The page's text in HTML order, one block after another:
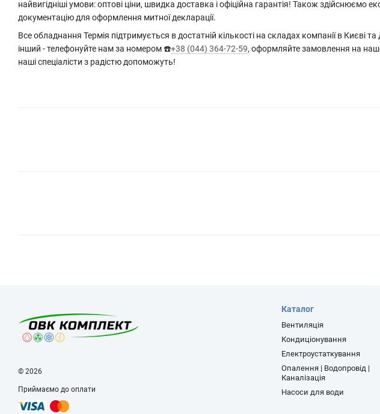
найвигідніші умови: оптові ціни, швидка доставка і офіційна гарантія! Також здійснюємо
документацію для оформлення митної декларації.
Все обладнання Термія підтримується в достатній кількості на складах компанії в Києві
інший - телефонуйте нам за номером ☎️+38 (044) 364-72-59, оформляйте замовлення на
наші спеціалісти з радістю допоможуть!
© 2026
Приймаємо до оплати
Каталог
Вентиляція
Кондиціонування
Електроустаткування
Опалення | Водопровід |
Каналізація
Насоси для води